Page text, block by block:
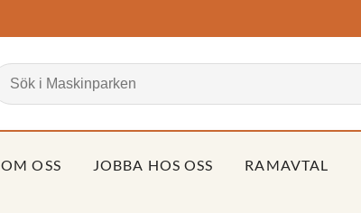
OM OSS JOBBA HOS OSS RAMAVTAL